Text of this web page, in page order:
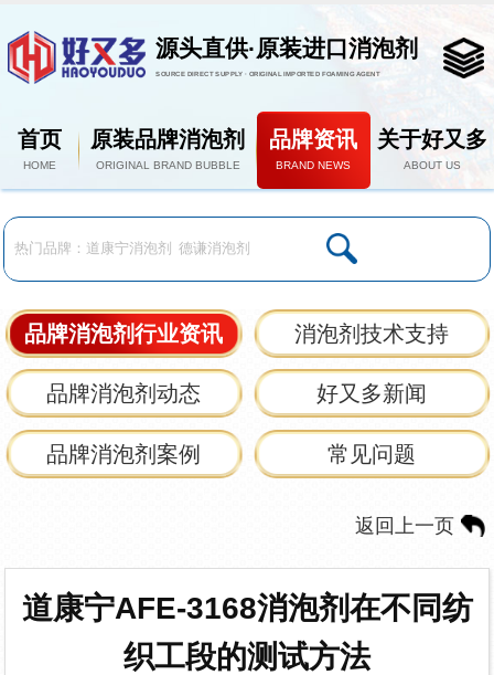
源头直供·原装进口消泡剂
SOURCE DIRECT SUPPLY · ORIGINAL IMPORTED FOAMING AGENT
首页
HOME
原装品牌消泡剂
ORIGINAL BRAND BUBBLE
品牌资讯
BRAND NEWS
关于好又多
ABOUT US
品牌消泡剂行业资讯 消泡剂技术支持
品牌消泡剂动态 好又多新闻
品牌消泡剂案例 常见问题
道康宁AFE-3168消泡剂在不同纺
织工段的测试方法
返回上一页